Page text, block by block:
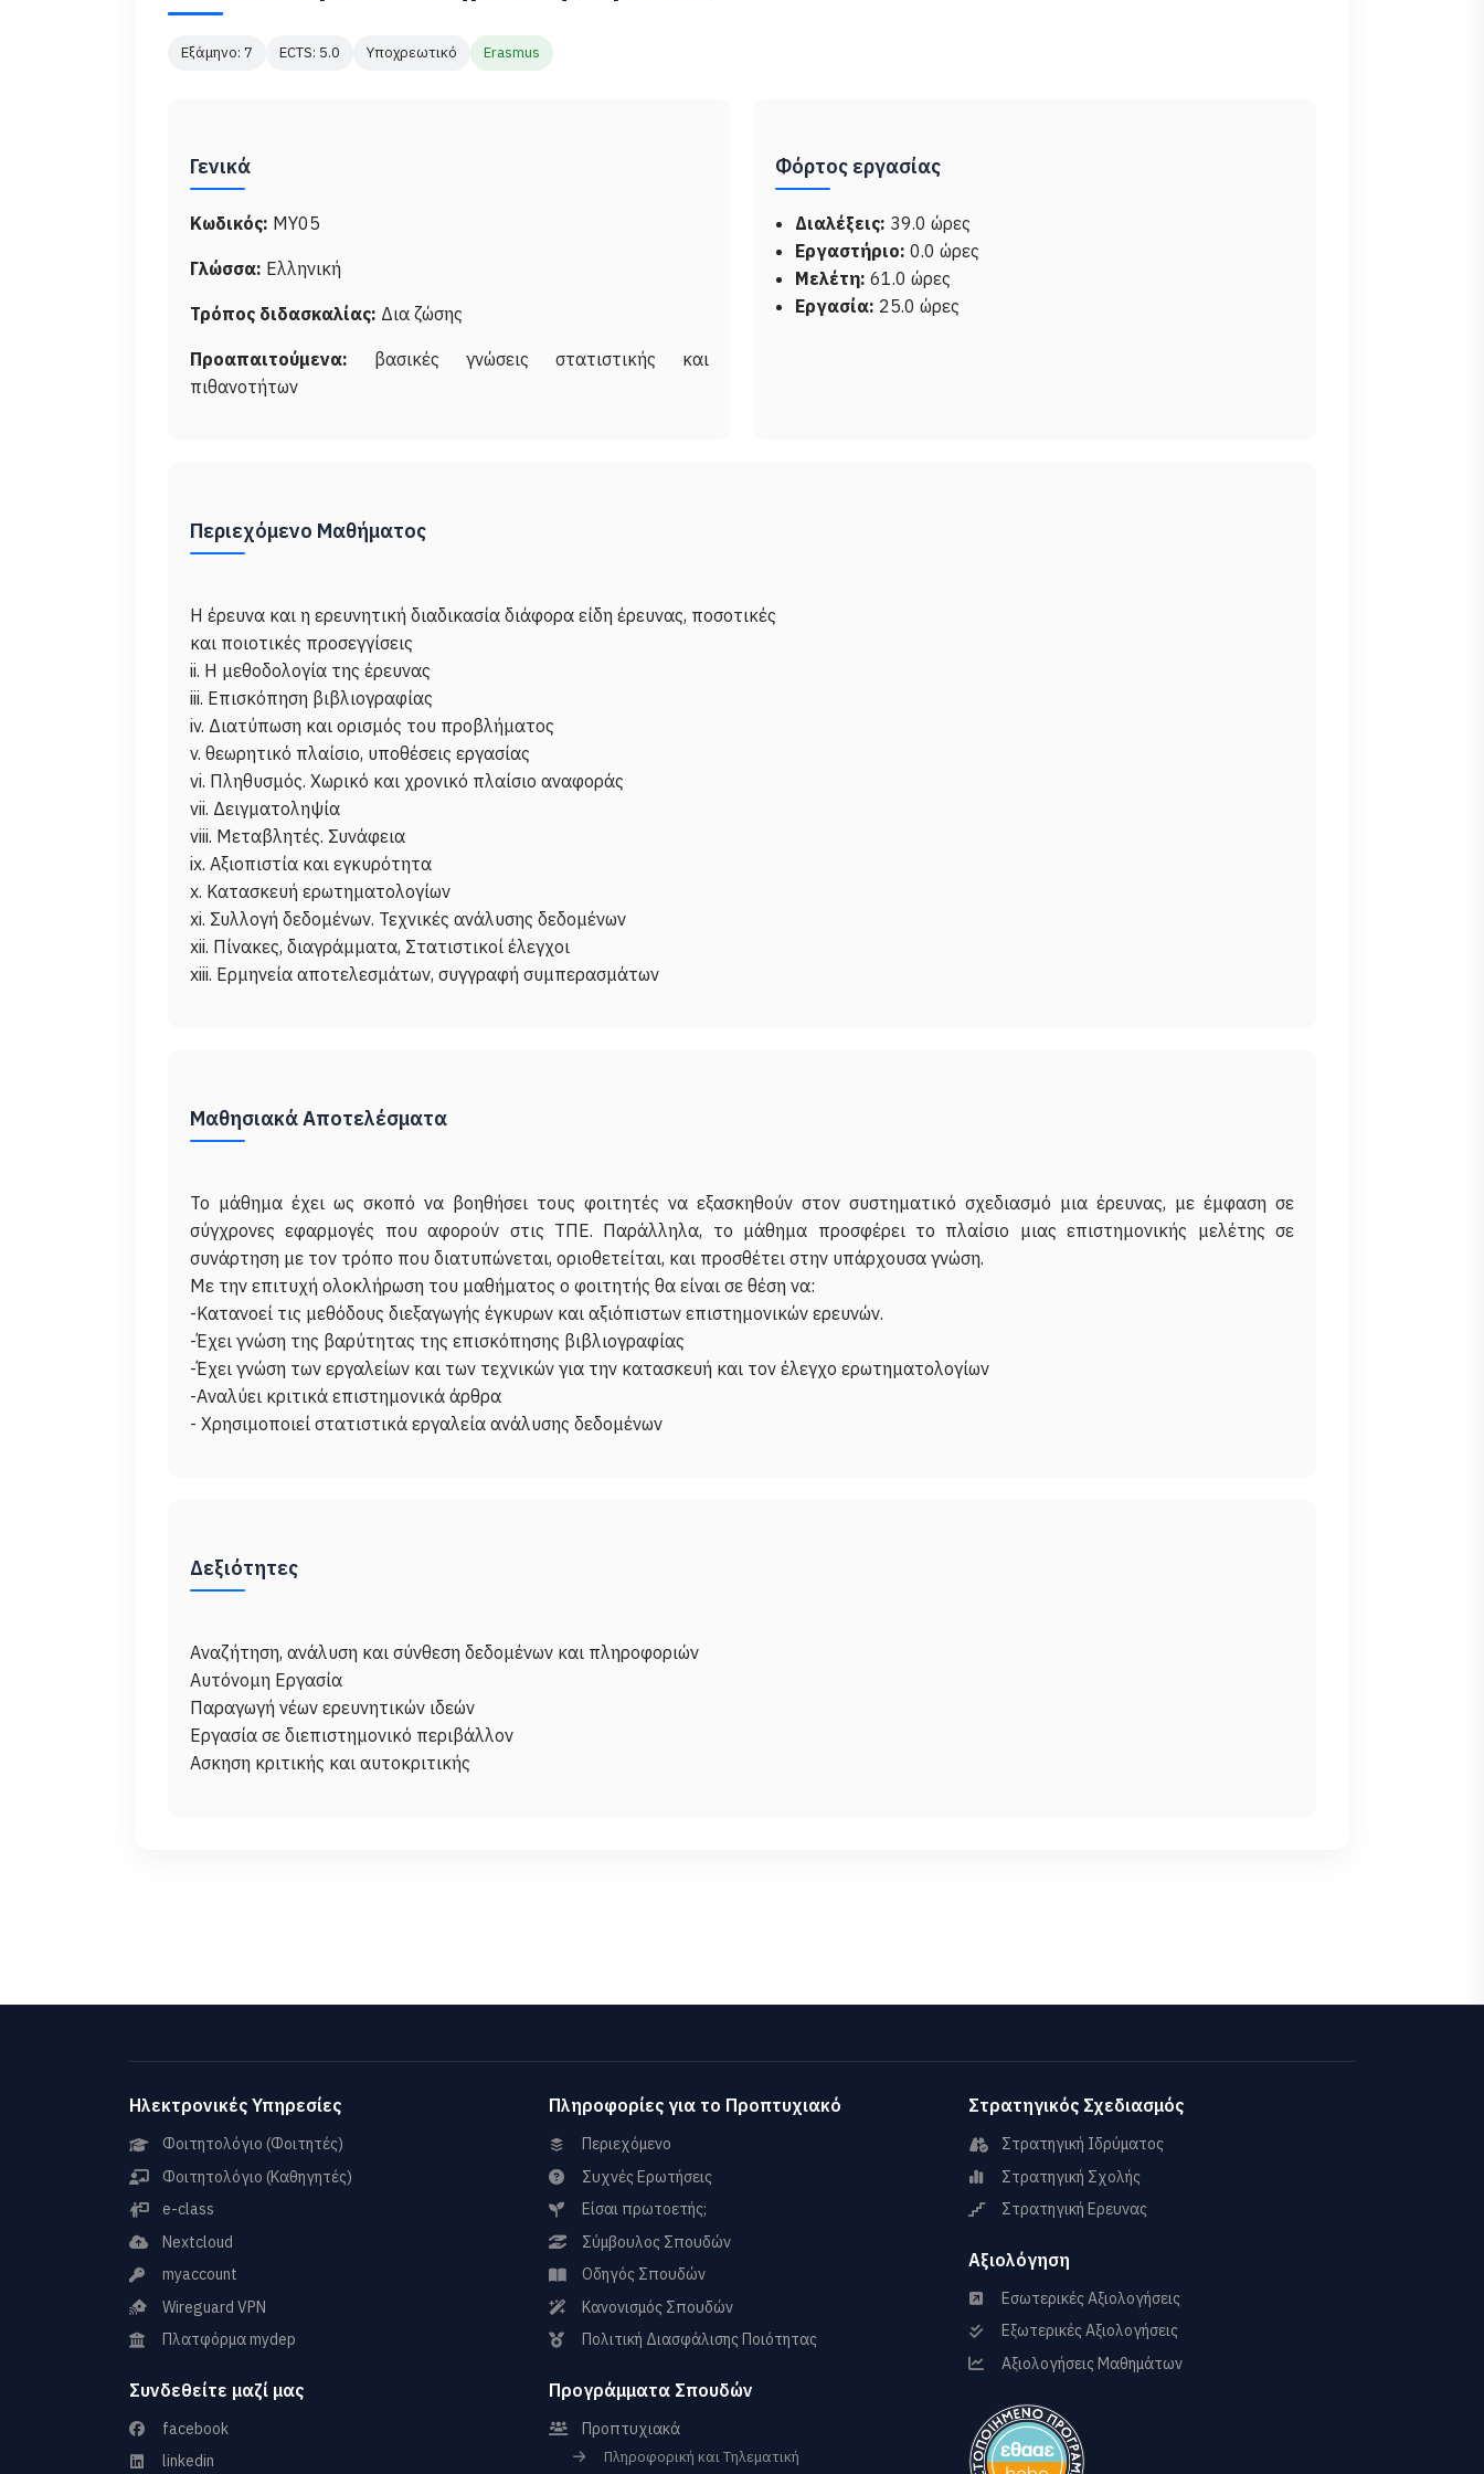
Εξάμηνο: 7 ECTS: 5.0 Υποχρεωτικό Erasmus
Γενικά
Κωδικός: ΜΥ05
Γλώσσα: Ελληνική
Τρόπος διδασκαλίας: Δια ζώσης
Προαπαιτούμενα: βασικές γνώσεις στατιστικής και
πιθανοτήτων
Φόρτος εργασίας
Διαλέξεις: 39.0 ώρες
Εργαστήριο: 0.0 ώρες
Μελέτη: 61.0 ώρες
Εργασία: 25.0 ώρες
Περιεχόμενο Μαθήματος
Η έρευνα και η ερευνητική διαδικασία διάφορα είδη έρευνας, ποσοτικές
και ποιοτικές προσεγγίσεις
ii. H μεθοδολογία της έρευνας
iii. Επισκόπηση βιβλιογραφίας
iv. Διατύπωση και ορισμός του προβλήματος
v. θεωρητικό πλαίσιο, υποθέσεις εργασίας
vi. Πληθυσμός. Χωρικό και χρονικό πλαίσιο αναφοράς
vii. Δειγματοληψία
viii. Μεταβλητές. Συνάφεια
ix. Αξιοπιστία και εγκυρότητα
x. Κατασκευή ερωτηματολογίων
xi. Συλλογή δεδομένων. Τεχνικές ανάλυσης δεδομένων
xii. Πίνακες, διαγράμματα, Στατιστικοί έλεγχοι
Μαθησιακά Αποτελέσματα
Το μάθημα έχει ως σκοπό να βοηθήσει τους φοιτητές να εξασκηθούν στον συστηματικό σχεδιασμό μια έρευνας, με έμφαση σε
σύγχρονες εφαρμογές που αφορούν στις ΤΠΕ. Παράλληλα, το μάθημα προσφέρει το πλαίσιο μιας επιστημονικής μελέτης σε
συνάρτηση με τον τρόπο που διατυπώνεται, οριοθετείται, και προσθέτει στην υπάρχουσα γνώση.
Με την επιτυχή ολοκλήρωση του μαθήματος ο φοιτητής θα είναι σε θέση να:
-Κατανοεί τις μεθόδους διεξαγωγής έγκυρων και αξιόπιστων επιστημονικών ερευνών.
-Έχει γνώση της βαρύτητας της επισκόπησης βιβλιογραφίας
-Έχει γνώση των εργαλείων και των τεχνικών για την κατασκευή και τον έλεγχο ερωτηματολογίων
-Αναλύει κριτικά επιστημονικά άρθρα
Δεξιότητες
Αναζήτηση, ανάλυση και σύνθεση δεδομένων και πληροφοριών
Αυτόνομη Εργασία
Παραγωγή νέων ερευνητικών ιδεών
Εργασία σε διεπιστημονικό περιβάλλον
Ηλεκτρονικές Υπηρεσίες
Φοιτητολόγιο (Φοιτητές)
Φοιτητολόγιο (Καθηγητές)
e-class
Nextcloud
myaccount
Wireguard VPN
Πλατφόρμα mydep
Συνδεθείτε μαζί μας
facebook
linkedin
Πληροφορίες για το Προπτυχιακό
Περιεχόμενο
Συχνές Ερωτήσεις
Είσαι πρωτοετής;
Σύμβουλος Σπουδών
Οδηγός Σπουδών
Κανονισμός Σπουδών
Πολιτική Διασφάλισης Ποιότητας
Προγράμματα Σπουδών
Προπτυχιακά
Πληροφορική και Τηλεματική
Στρατηγικός Σχεδιασμός
Στρατηγική Ιδρύματος
Στρατηγική Σχολής
Στρατηγική Ερευνας
Αξιολόγηση
Εσωτερικές Αξιολογήσεις
Εξωτερικές Αξιολογήσεις
Αξιολογήσεις Μαθημάτων